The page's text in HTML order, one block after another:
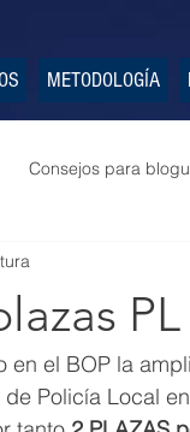
METODOLOGÍA
Consejos para
el BOP la
Policía Local